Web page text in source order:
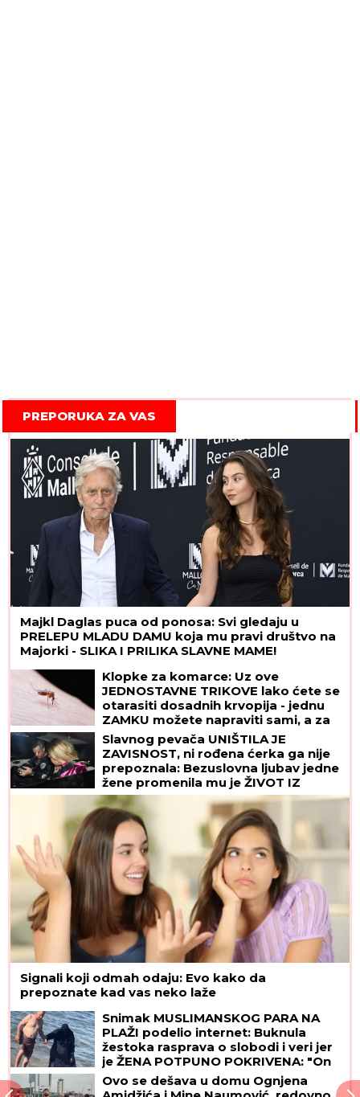
PREPORUKA ZA VAS
Majkl Daglas puca od ponosa: Svi gledaju u
PRELEPU MLADU DAMU koja mu pravi društvo na
Majorki - SLIKA I PRILIKA SLAVNE MAME!
Klopke za komarce: Uz ove
JEDNOSTAVNE TRIKOVE lako ćete se
otarasiti dosadnih krvopija - jednu
ZAMKU možete napraviti sami, a za
drugu vam ne treba BAŠ NIŠTA
Slavnog pevača UNIŠTILA JE
ZAVISNOST, ni rođena ćerka ga nije
prepoznala: Bezuslovna ljubav jedne
žene promenila mu je ŽIVOT IZ
KORENA
Signali koji odmah odaju: Evo kako da
prepoznate kad vas neko laže
Snimak MUSLIMANSKOG PARA NA
PLAŽI podelio internet: Buknula
žestoka rasprava o slobodi i veri jer
je ŽENA POTPUNO POKRIVENA: "On
šeta golog stomaka, dok ona ne
može da diše"
Ovo se dešava u domu Ognjena